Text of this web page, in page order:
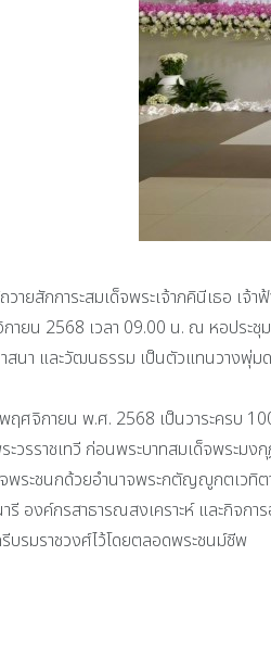
ยสักการะสมเด็จพระเจ้าภคินีเธอ เ
ยน 2568 เวลา 09.00 น. ณ หอประชุ
สนา และวัฒนธรรม เป็นตัวแทนวางพุ่ม
จิกายน พ.ศ. 2568 เป็นวาระครบ
ะวรราชเทวี ก่อนพระบาทสมเด็จพระ
ระชนกด้วยอำนาจพระกตัญญูกตเวทิต
รี องค์กรสาธารณสงเคราะห์ และกิจ
รีบรมราชวงศ์ไว้โดยตลอดพระชนม์ชีพ